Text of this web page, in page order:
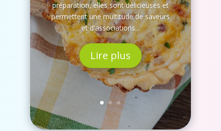
préparation, elles sont délicieuses et
permettent une multitude de saveurs
et d'associations...
Lire plus